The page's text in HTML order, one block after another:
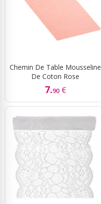
Chemin De Table Mousseline
De Coton Rose
7.90 €